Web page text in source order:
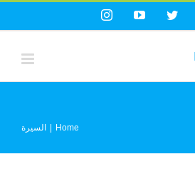
Facebook
Twitter
YouTube
Instagram
Home السيرة